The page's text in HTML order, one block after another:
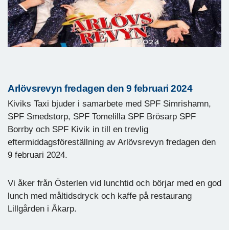
Arlövsrevyn fredagen den 9 februari 2024
Kiviks Taxi bjuder i samarbete med SPF Simrishamn,
SPF Smedstorp, SPF Tomelilla SPF Brösarp SPF
Borrby och SPF Kivik in till en trevlig
eftermiddagsföreställning av Arlövsrevyn fredagen den
9 februari 2024.
Vi åker från Österlen vid lunchtid och börjar med en god
lunch med måltidsdryck och kaffe på restaurang
Lillgården i Åkarp.